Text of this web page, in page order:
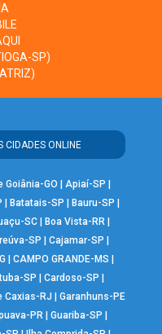
SP)
CIDADES ONLINE
Goiânia-GO | Apiaí-SP |
|Batatais-SP |Bauru-SP |
SC |Boa Vista-RR |
SP | Cajamar-SP |
|CAMPO GRANDE-MS |
SP | Cardoso-SP |
Caxias-RJ | Garanhuns-PE
PR | Guariba-SP |